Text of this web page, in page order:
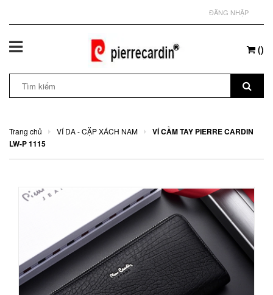
ĐĂNG NHẬP
()
Trang chủ VÍ DA - CẶP XÁCH NAM
VÍ CẦM TAY PIERRE CARDIN
LW-P 1115